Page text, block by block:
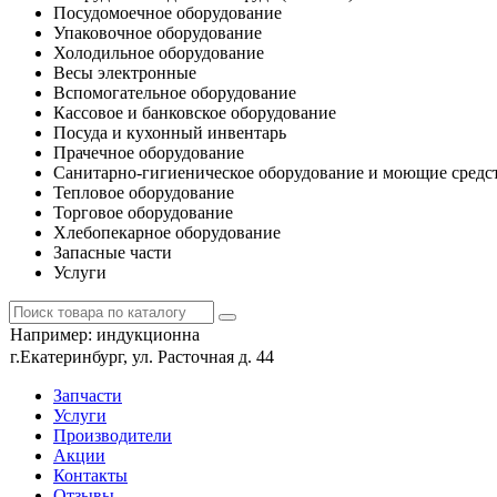
Посудомоечное оборудование
Упаковочное оборудование
Холодильное оборудование
Весы электронные
Вспомогательное оборудование
Кассовое и банковское оборудование
Посуда и кухонный инвентарь
Прачечное оборудование
Санитарно-гигиеническое оборудование и моющие
Тепловое оборудование
Торговое оборудование
Хлебопекарное оборудование
Запасные части
Услуги
Например: индукционна
г.Екатеринбург, ул. Расточная д. 44
Запчасти
Услуги
Производители
Акции
Контакты